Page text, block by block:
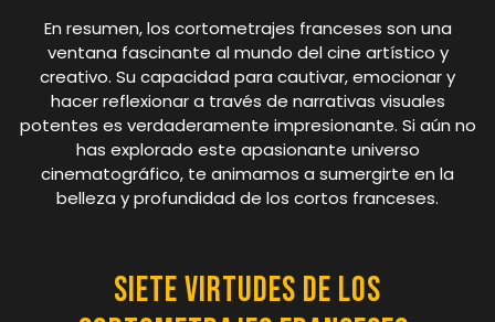
En resumen, los cortometrajes franceses son una
ventana fascinante al mundo del cine artístico y
creativo. Su capacidad para cautivar, emocionar y
hacer reflexionar a través de narrativas visuales
potentes es verdaderamente impresionante. Si aún no
has explorado este apasionante universo
cinematográfico, te animamos a sumergirte en la
belleza y profundidad de los cortos franceses.
Siete Virtudes de los